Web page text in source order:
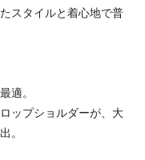
スタイルと着心地で普
適。
ップショルダーが、大
。